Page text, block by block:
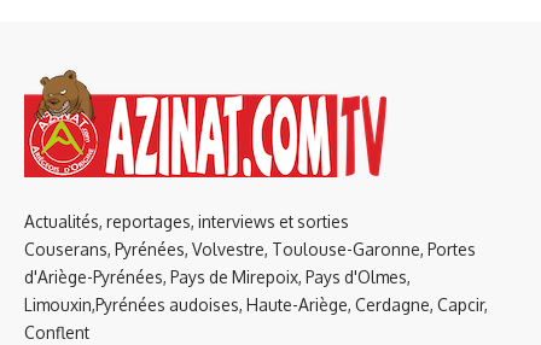
Actualités, reportages, interviews et sorties
Couserans, Pyrénées, Volvestre, Toulouse-Garonne, Portes
d'Ariège-Pyrénées, Pays de Mirepoix, Pays d'Olmes,
Limouxin,Pyrénées audoises, Haute-Ariège, Cerdagne, Capcir,
Conflent